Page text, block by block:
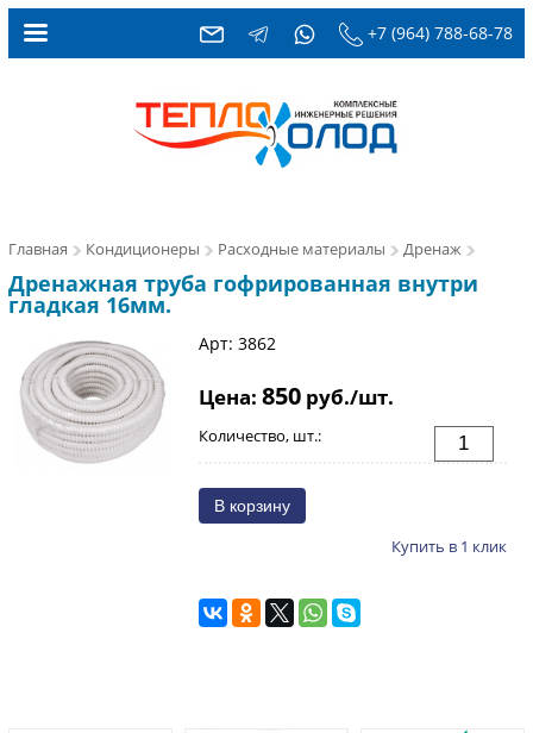
+7 (964) 788-68-78
Главная Кондиционеры Расходные материалы Дренаж
Дренажная труба гофрированная внутри
гладкая 16мм.
Арт: 3862
Цена: 850руб./шт.
Количество, шт.:
Купить в 1 клик